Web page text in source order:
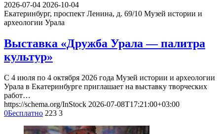
2026-07-04 2026-10-04
Екатеринбург, проспект Ленина, д. 69/10 Музей истории и
археологии Урала
Выставка «Дружба Урала — палитра
культур»
С 4 июля по 4 октября 2026 года Музей истории и археологии
Урала в Екатеринбурге приглашает на выставку творческих
работ…
https://schema.org/InStock 2026-07-08T17:21:00+03:00
0Бесплатно 223 3